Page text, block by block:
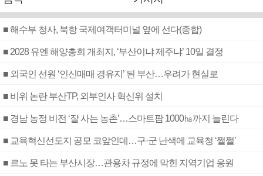
■ 해수부 청사, 북항 국제여객터미널 옆에 선다(종합)
■ 2028 유엔 해양총회 개최지, ‘부산이냐 제주냐’ 10일 결정
■ 외국인 선원 ‘인신매매 경유지’ 된 부산…우려가 현실로
■ 비위 논란 부산TP, 외부인사 혁신위 설치
■ 경남 농정 비전 ‘잘 사는 농촌’…스마트팜 1000㏊까지 늘린다
■ 교육혁신선도지 공모 코앞인데…구·군 난색에 교육청 ‘쩔쩔’
■ 르노 못 타는 부산시장…관용차 규정에 막힌 지역기업 응원